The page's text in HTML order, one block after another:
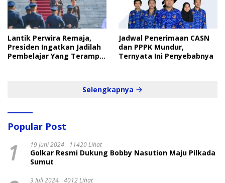
Lantik Perwira Remaja,
Presiden Ingatkan Jadilah
Pembelajar Yang Terampil
Jadwal Penerimaan CASN
dan PPPK Mundur,
Ternyata Ini Penyebabnya
Selengkapnya
Popular Post
1 19 Juni 2024 11420 Lihat
Golkar Resmi Dukung Bobby Nasution Maju Pilkada
Sumut
3 Juli 2024 4012 Lihat